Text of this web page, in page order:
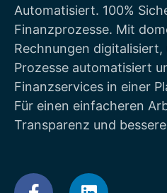
Automatisiert. 100%
Finanzprozesse. Mit
Rechnungen
Prozesse automatisiert
Finanzservices in einer
Für einen einfacheren
Transparenz und